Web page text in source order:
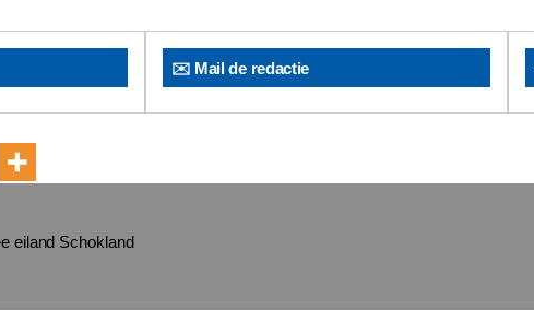
✉️ Mail de redactie
eiland Schokland